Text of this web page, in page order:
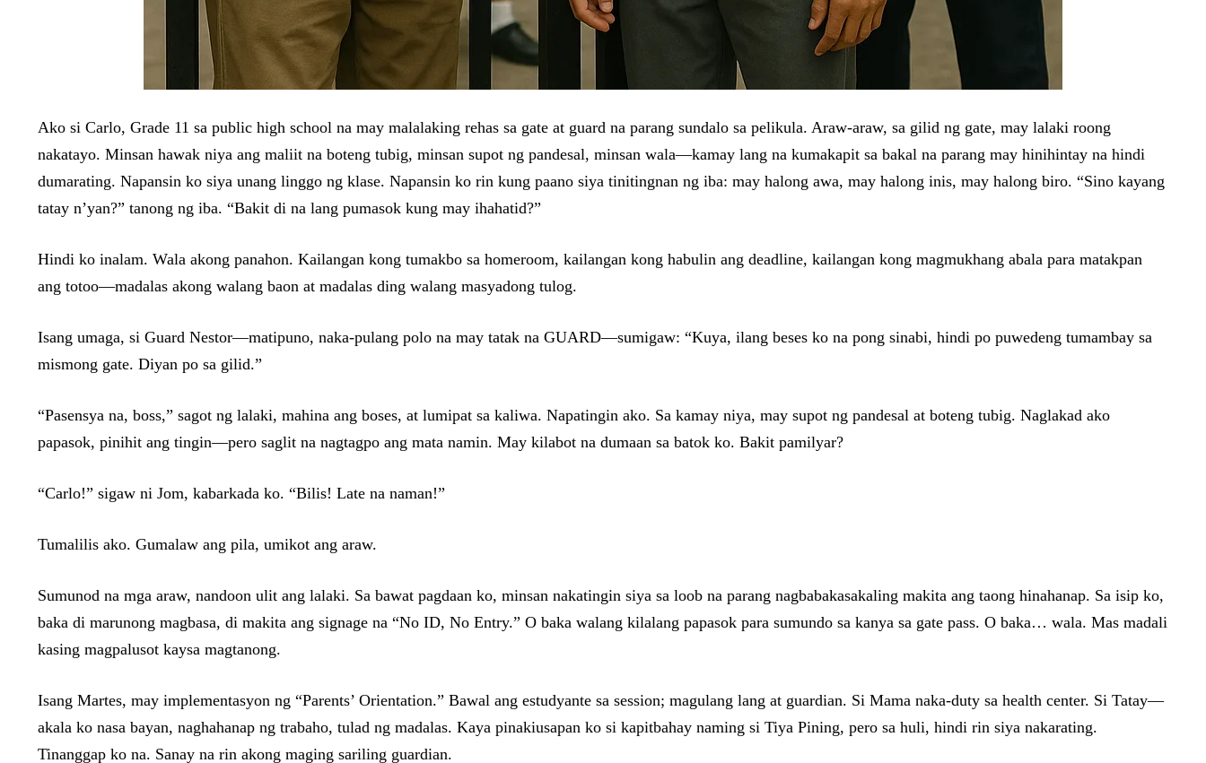
Ako si Carlo, Grade 11 sa public high school na may malalaking rehas sa gate at guard na parang sundalo sa pelikula. Araw-araw, sa gilid ng gate, may lalaki roong
nakatayo. Minsan hawak niya ang maliit na boteng tubig, minsan supot ng pandesal, minsan wala—kamay lang na kumakapit sa bakal na parang may hinihintay na hindi
dumarating. Napansin ko siya unang linggo ng klase. Napansin ko rin kung paano siya tinitingnan ng iba: may halong awa, may halong inis, may halong biro. “Sino kayang
tatay n’yan?” tanong ng iba. “Bakit di na lang pumasok kung may ihahatid?”
Hindi ko inalam. Wala akong panahon. Kailangan kong tumakbo sa homeroom, kailangan kong habulin ang deadline, kailangan kong magmukhang abala para matakpan
ang totoo—madalas akong walang baon at madalas ding walang masyadong tulog.
Isang umaga, si Guard Nestor—matipuno, naka-pulang polo na may tatak na GUARD—sumigaw: “Kuya, ilang beses ko na pong sinabi, hindi po puwedeng tumambay sa
mismong gate. Diyan po sa gilid.”
“Pasensya na, boss,” sagot ng lalaki, mahina ang boses, at lumipat sa kaliwa. Napatingin ako. Sa kamay niya, may supot ng pandesal at boteng tubig. Naglakad ako
papasok, pinihit ang tingin—pero saglit na nagtagpo ang mata namin. May kilabot na dumaan sa batok ko. Bakit pamilyar?
“Carlo!” sigaw ni Jom, kabarkada ko. “Bilis! Late na naman!”
Tumalilis ako. Gumalaw ang pila, umikot ang araw.
Sumunod na mga araw, nandoon ulit ang lalaki. Sa bawat pagdaan ko, minsan nakatingin siya sa loob na parang nagbabakasakaling makita ang taong hinahanap. Sa isip ko,
baka di marunong magbasa, di makita ang signage na “No ID, No Entry.” O baka walang kilalang papasok para sumundo sa kanya sa gate pass. O baka… wala. Mas madali
kasing magpalusot kaysa magtanong.
Isang Martes, may implementasyon ng “Parents’ Orientation.” Bawal ang estudyante sa session; magulang lang at guardian. Si Mama naka-duty sa health center. Si Tatay—
akala ko nasa bayan, naghahanap ng trabaho, tulad ng madalas. Kaya pinakiusapan ko si kapitbahay naming si Tiya Pining, pero sa huli, hindi rin siya nakarating.
Tinanggap ko na. Sanay na rin akong maging sariling guardian.